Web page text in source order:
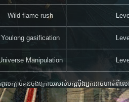
Wild flame rush
Youlong gasification
Manipulation
ល​​ក្បាច់​គុន​​ចុង​ក្រោយ​របស់​បក្ស​ម៉ីងអ្នក​អាច​ហាត់​ពី​ល